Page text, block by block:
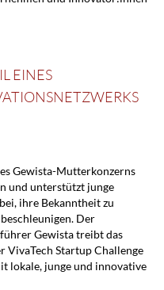
EINES
Gewista-Mutterkonzerns
und unterstützt junge
ihre Bekanntheit zu
Der
Gewista treibt das
VivaTech Startup Challenge
lokale, junge und innovative